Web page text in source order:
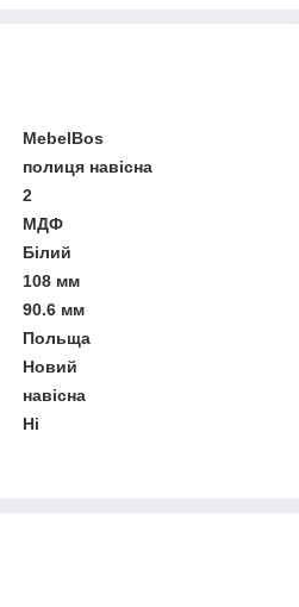
MebelBos
полиця навісна
2
МДФ
Білий
108 мм
90.6 мм
Польща
Новий
навісна
Ні